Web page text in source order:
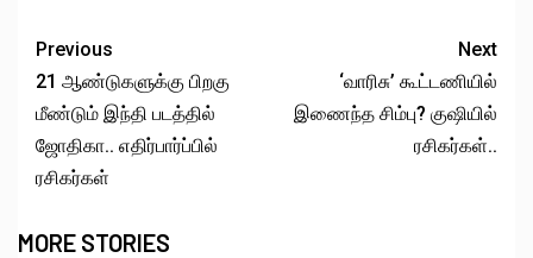
Previous
21 ஆண்டுகளுக்கு பிறகு
மீண்டும் இந்தி படத்தில்
ஜோதிகா.. எதிர்பார்ப்பில்
ரசிகர்கள்
Next
‘வாரிசு’ கூட்டணியில்
இணைந்த சிம்பு? குஷியில்
ரசிகர்கள்..
MORE STORIES